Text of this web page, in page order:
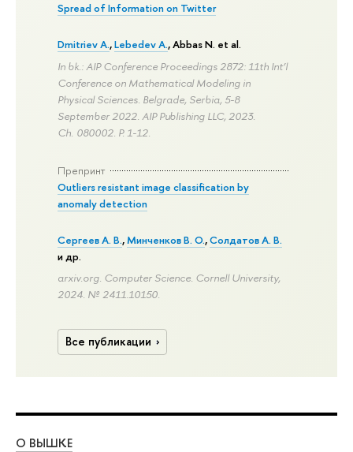
Spread of Information on Twitter
Dmitriev A.,Lebedev A., Abbas N. et al.
In bk.: AIP Conference Proceedings 2872: 11th Int’l
Conference on Mathematical Modeling in
Physical Sciences. Belgrade, Serbia, 5-8
September 2022. AIP Publishing LLC, 2023.
Ch. 080002. P. 1-12.
Препринт
Outliers resistant image classification by
anomaly detection
Сергеев А. В.,Минченков В. О.,Солдатов А. В.
и др.
arxiv.org. Computer Science. Cornell University,
2024. № 2411.10150.
Все публикации
О ВЫШКЕ